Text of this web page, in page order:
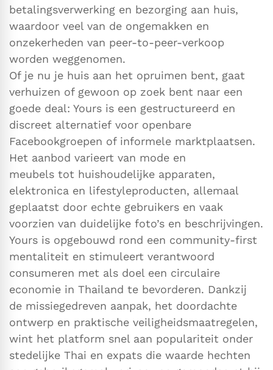
betalingsverwerking en bezorging aan huis,
waardoor veel van de ongemakken en
onzekerheden van peer-to-peer-verkoop
worden weggenomen.
Of je nu je huis aan het opruimen bent, gaat
verhuizen of gewoon op zoek bent naar een
goede deal: Yours is een gestructureerd en
discreet alternatief voor openbare
Facebookgroepen of informele marktplaatsen.
Het aanbod varieert van mode en
meubels tot huishoudelijke apparaten,
elektronica en lifestyleproducten, allemaal
geplaatst door echte gebruikers en vaak
voorzien van duidelijke foto’s en beschrijvingen.
Yours is opgebouwd rond een community-first
mentaliteit en stimuleert verantwoord
consumeren met als doel een circulaire
economie in Thailand te bevorderen. Dankzij
de missiegedreven aanpak, het doordachte
ontwerp en praktische veiligheidsmaatregelen,
wint het platform snel aan populariteit onder
stedelijke Thai en expats die waarde hechten